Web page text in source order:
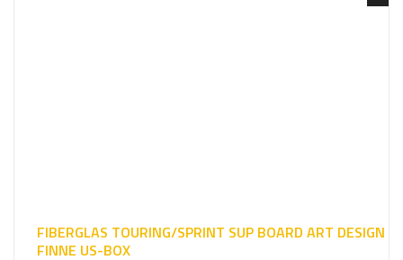
FIBERGLAS TOURING/SPRINT SUP BOARD ART DESIGN
FINNE US-BOX